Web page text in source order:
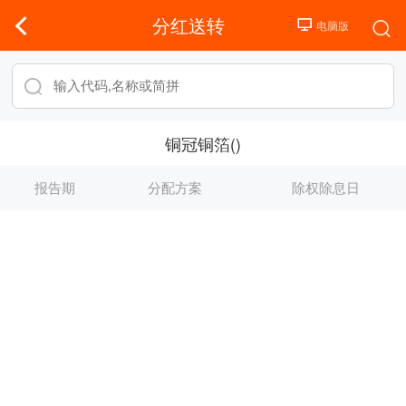
分红送转
铜冠铜箔()
报告期 分配方案 除权除息日